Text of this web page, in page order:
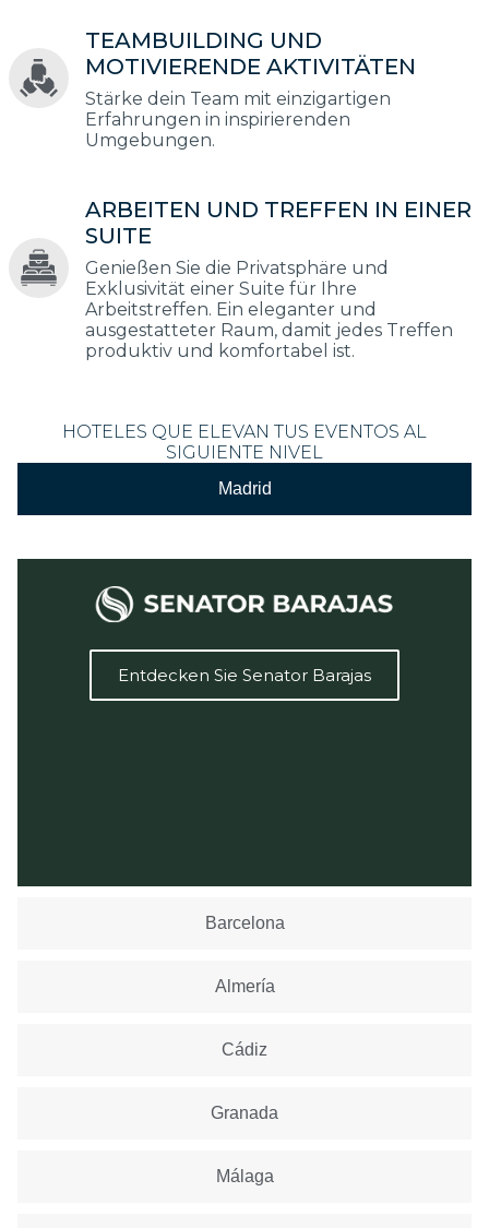
TEAMBUILDING UND
MOTIVIERENDE AKTIVITÄTEN
Stärke dein Team mit einzigartigen
Erfahrungen in inspirierenden
Umgebungen.
ARBEITEN UND TREFFEN IN EINER
SUITE
Genießen Sie die Privatsphäre und
Exklusivität einer Suite für Ihre
Arbeitstreffen. Ein eleganter und
ausgestatteter Raum, damit jedes Treffen
produktiv und komfortabel ist.
HOTELES QUE ELEVAN TUS EVENTOS AL
SIGUIENTE NIVEL
Madrid
Barcelona
Almería
Cádiz
Granada
Málaga
Entdecken Sie Senator Barajas